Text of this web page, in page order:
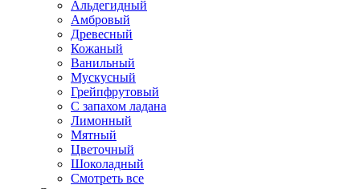
Альдегидный
Амбровый
Древесный
Кожаный
Ванильный
Мускусный
Грейпфрутовый
С запахом ладана
Лимонный
Мятный
Цветочный
Шоколадный
Смотреть все